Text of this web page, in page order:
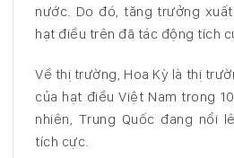
nước. Do đó, tăng trưởng
hạt điều trên đã tác động tích
Về thị trường, Hoa Kỳ là thị
của hạt điều Việt Nam trong
nhiên, Trung Quốc đang nổi
tích cực.